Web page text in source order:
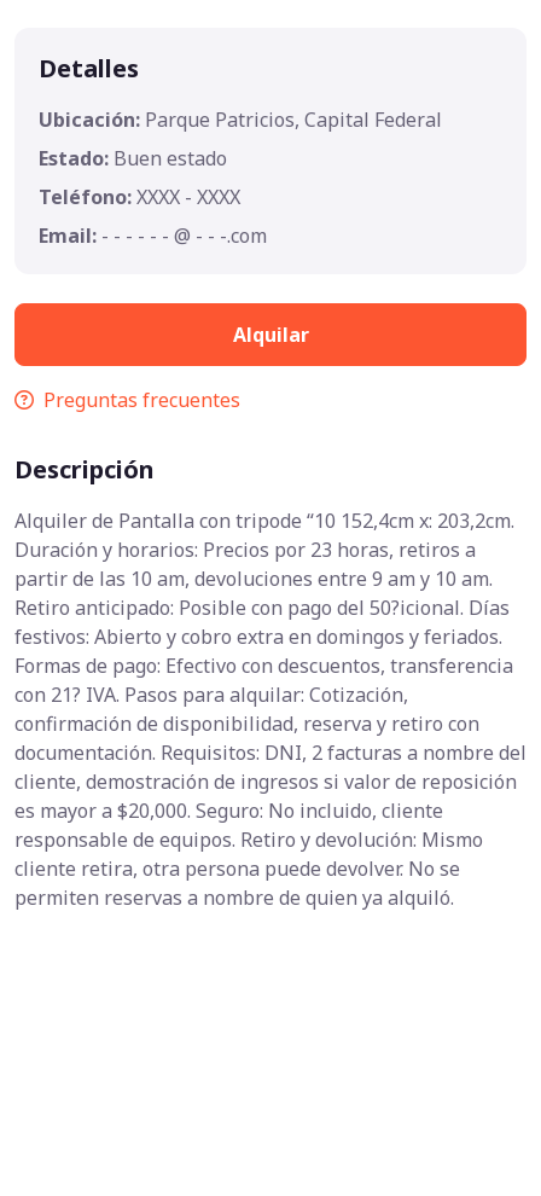
Detalles
Ubicación: Parque Patricios, Capital Federal
Estado: Buen estado
Teléfono:XXXX - XXXX
Email: - - - - - - @ - - -.com
Alquilar
Preguntas frecuentes
Descripción
Alquiler de Pantalla con tripode “10 152,4cm x: 203,2cm.
Duración y horarios: Precios por 23 horas, retiros a
partir de las 10 am, devoluciones entre 9 am y 10 am.
Retiro anticipado: Posible con pago del 50?icional. Días
festivos: Abierto y cobro extra en domingos y feriados.
Formas de pago: Efectivo con descuentos, transferencia
con 21? IVA. Pasos para alquilar: Cotización,
confirmación de disponibilidad, reserva y retiro con
documentación. Requisitos: DNI, 2 facturas a nombre del
cliente, demostración de ingresos si valor de reposición
es mayor a $20,000. Seguro: No incluido, cliente
responsable de equipos. Retiro y devolución: Mismo
cliente retira, otra persona puede devolver. No se
permiten reservas a nombre de quien ya alquiló.